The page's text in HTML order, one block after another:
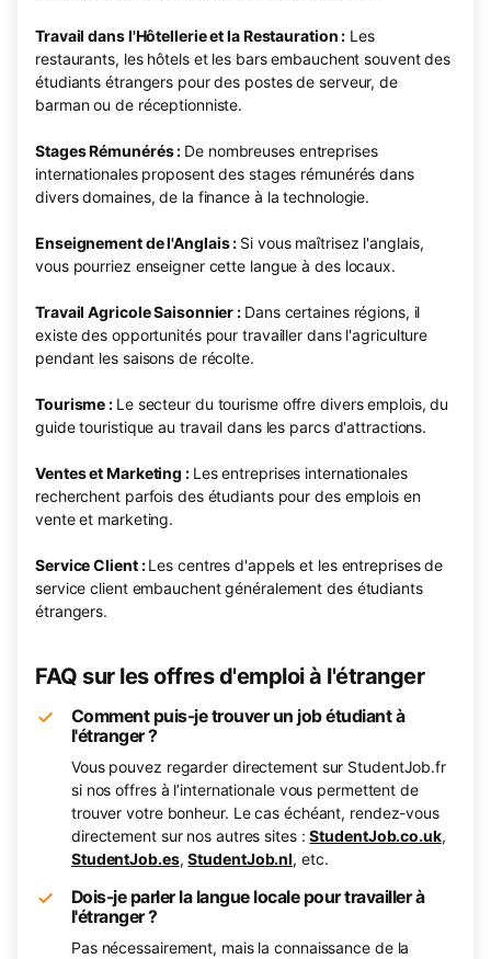
Travail dans l'Hôtellerie et la Restauration : Les
restaurants, les hôtels et les bars embauchent souvent des
étudiants étrangers pour des postes de serveur, de
barman ou de réceptionniste.
Stages Rémunérés : De nombreuses entreprises
internationales proposent des stages rémunérés dans
divers domaines, de la finance à la technologie.
Enseignement de l'Anglais : Si vous maîtrisez l'anglais,
vous pourriez enseigner cette langue à des locaux.
Travail Agricole Saisonnier : Dans certaines régions, il
existe des opportunités pour travailler dans l'agriculture
pendant les saisons de récolte.
Tourisme : Le secteur du tourisme offre divers emplois, du
guide touristique au travail dans les parcs d'attractions.
Ventes et Marketing : Les entreprises internationales
recherchent parfois des étudiants pour des emplois en
vente et marketing.
Service Client :Les centres d'appels et les entreprises de
service client embauchent généralement des étudiants
étrangers.
FAQ sur les offres d'emploi à l'étranger
Comment puis-je trouver un job étudiant à
l'étranger ?
Vous pouvez regarder directement sur StudentJob.fr
si nos offres à l’internationale vous permettent de
trouver votre bonheur. Le cas échéant, rendez-vous
directement sur nos autres sites :StudentJob.co.uk,
StudentJob.es,StudentJob.nl, etc.
Dois-je parler la langue locale pour travailler à
l'étranger ?
Pas nécessairement, mais la connaissance de la